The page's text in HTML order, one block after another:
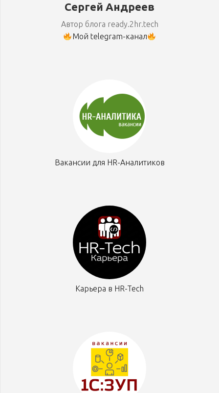
Сергей Андреев
Автор блога ready.2hr.tech
Мой telegram-канал
Вакансии для HR-Аналитиков
Карьера в HR-Tech